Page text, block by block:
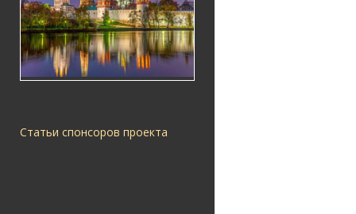
Статьи спонсоров проекта